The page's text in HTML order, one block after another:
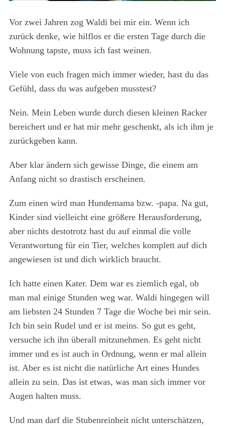
Vor zwei Jahren zog Waldi bei mir ein. Wenn ich
zurück denke, wie hilflos er die ersten Tage durch die
Wohnung tapste, muss ich fast weinen.
Viele von euch fragen mich immer wieder, hast du das
Gefühl, dass du was aufgeben musstest?
Nein. Mein Leben wurde durch diesen kleinen Racker
bereichert und er hat mir mehr geschenkt, als ich ihm je
zurückgeben kann.
Aber klar ändern sich gewisse Dinge, die einem am
Anfang nicht so drastisch erscheinen.
Zum einen wird man Hundemama bzw. -papa. Na gut,
Kinder sind vielleicht eine größere Herausforderung,
aber nichts destotrotz hast du auf einmal die volle
Verantwortung für ein Tier, welches komplett auf dich
angewiesen ist und dich wirklich braucht.
Ich hatte einen Kater. Dem war es ziemlich egal, ob
man mal einige Stunden weg war. Waldi hingegen will
am liebsten 24 Stunden 7 Tage die Woche bei mir sein.
Ich bin sein Rudel und er ist meins. So gut es geht,
versuche ich ihn überall mitzunehmen. Es geht nicht
immer und es ist auch in Ordnung, wenn er mal allein
ist. Aber es ist nicht die natürliche Art eines Hundes
allein zu sein. Das ist etwas, was man sich immer vor
Augen halten muss.
Und man darf die Stubenreinheit nicht unterschätzen,